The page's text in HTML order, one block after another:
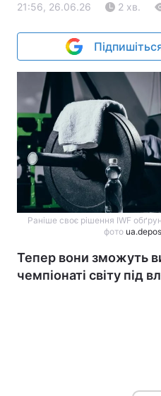
21:56, 26.06.26 2 хв.
Раніше своє рішення IWF
фото
Тепер вони зможуть
чемпіонаті світу під